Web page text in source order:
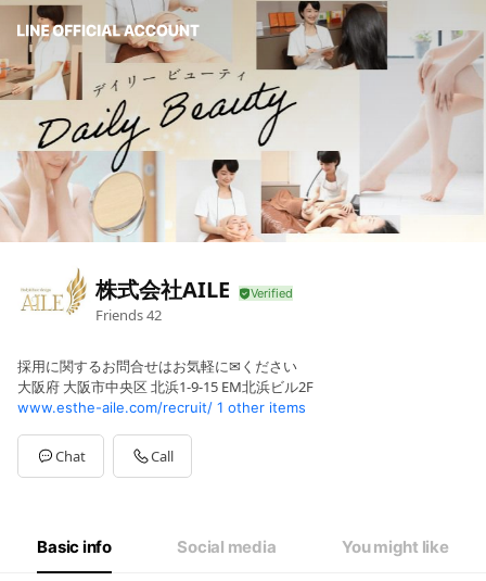
株式会社AILE
Friends42
採用に関するお問合せはお気軽に✉ください
大阪府 大阪市中央区 北浜1-9-15 EM北浜ビル2F
www.esthe-aile.com/recruit/ 1 other items
Chat Call
Basic info Social media You might like